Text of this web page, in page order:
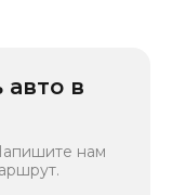
авто в
нам